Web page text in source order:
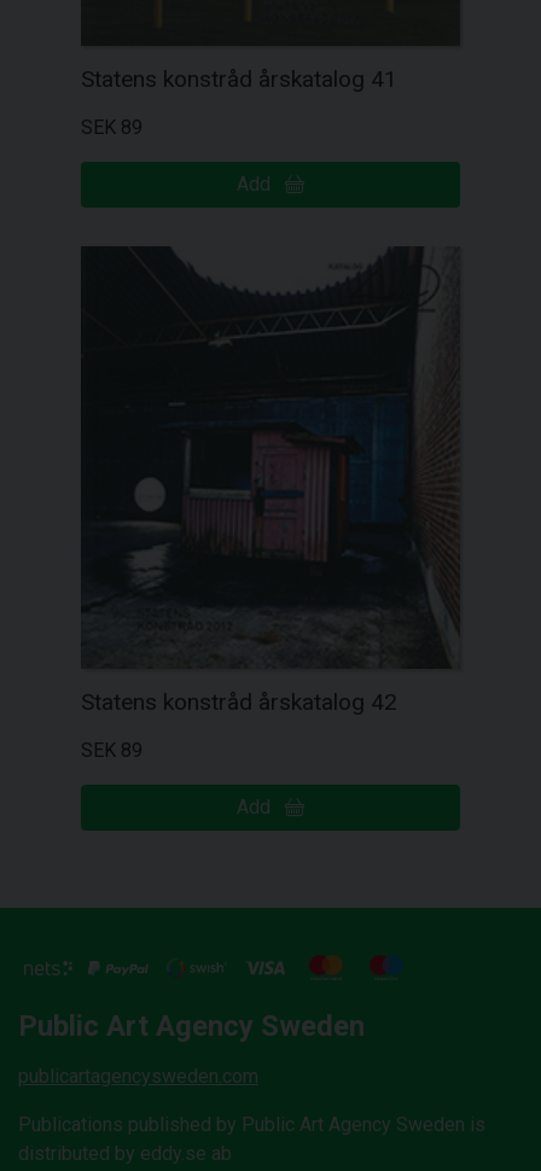
Statens konstråd årskatalog 41
SEK 89
Add
Statens konstråd årskatalog 42
SEK 89
Add
Public Art Agency Sweden
publicartagencysweden.com
Publications published by Public Art Agency Sweden is
distributed by eddy.se ab